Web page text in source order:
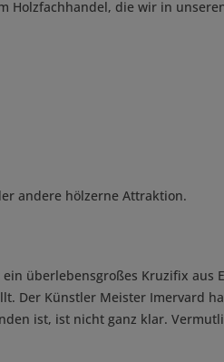
Holzfachhandel, die wir in
andere hölzerne Attraktion.
überlebensgroßes Kruzifix aus
Der Künstler Meister Imervard
ist, ist nicht ganz klar.